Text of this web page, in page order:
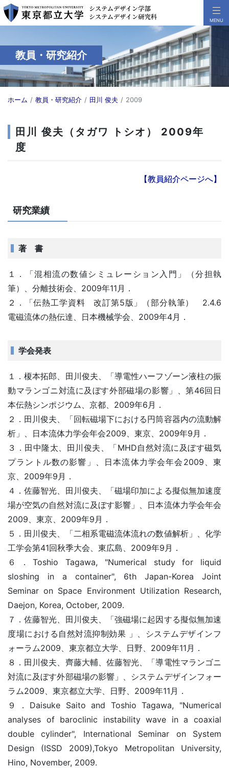
教員・研究紹介
ホーム 教員・研究紹介 田川 俊夫 2009
田川 俊夫（タガワ トシオ） 2009年
度
【教員紹介ページへ】
研究業績
著 書
１．「混相流の数値シミュレーション入門」（分担執
筆）、分離技術会、2009年11月．
２．「伝熱工学資料 改訂第5版」（部分執筆） 2.4.6
電磁流体の熱伝達、日本機械学会、2009年4月．
学会発表
１．榎本拓郎、田川俊夫、「導電性ハーフゾーン液柱の振
動マランゴニ対流に及ぼす外部磁場の影響」、第46回日
本伝熱シンポジウム、京都、2009年6月．
２．田川俊夫、「回転磁場下における円筒容器内の流動解
析」、日本流体力学会年会2009、東京、2009年9月．
３．田中隆太、田川俊夫、「MHD自然対流に及ぼす磁気
プラントル数の影響」、日本流体力学会年会2009、東
京、2009年9月．
４．佐藤智光、田川俊夫、「磁場印加による擬似無加速度
場が空気の自然対流に及ぼす影響」、日本流体力学会年会
2009、東京、2009年9月．
５．田川俊夫、「二相系電磁流体流れの数値解析」、化学
工学会第41回秋季大会、東広島、2009年9月．
６．Toshio Tagawa, "Numerical study for liquid
sloshing in a container", 6th Japan-Korea Joint
Seminar on Space Environment Utilization Research,
Daejon, Korea, October, 2009.
７．佐藤智光、田川俊夫、「強磁場に起因する擬似無加速
度場における自然対流抑制効果 」、システムデザインフ
ォーラム2009、東京都立大学、日野、2009年11月．
８．田川俊夫、齊藤大輔、佐藤智光、「導電性マランゴニ
対流に及ぼす外部磁場の影響」、システムデザインフォー
ラム2009、東京都立大学、日野、2009年11月．
９．Daisuke Saito and Toshio Tagawa, "Numerical
analyses of baroclinic instability wave in a coaxial
double cylinder", International Seminar on System
Design (ISSD 2009),Tokyo Metropolitan University,
Hino, November, 2009.